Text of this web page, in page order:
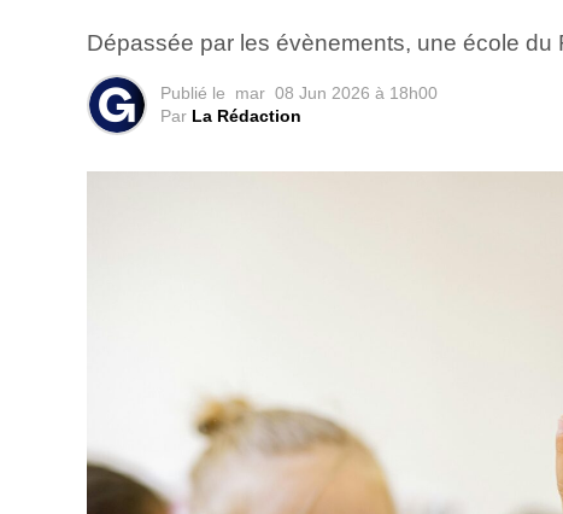
Dépassée par les évènements, une école
Publié le mar 08 Jun 2026 à 18h00
Par La Rédaction